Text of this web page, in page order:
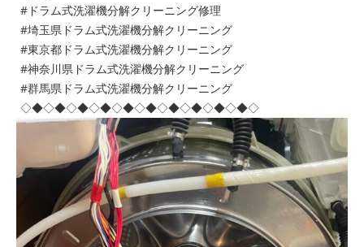
#ドラム式洗濯機分解クリーニング修理
#埼玉県ドラム式洗濯機分解クリーニング
#東京都ドラム式洗濯機分解クリーニング
#神奈川県ドラム式洗濯機分解クリーニング
#群馬県ドラム式洗濯機分解クリーニング
◇◆◇◆◇◆◇◆◇◆◇◆◇◆◇◆◇◆◇◆◇